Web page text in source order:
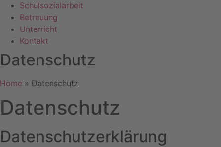
Schulsozialarbeit
Betreuung
Unterricht
Kontakt
Datenschutz
Home » Datenschutz
Datenschutz
Datenschutz­erklärung